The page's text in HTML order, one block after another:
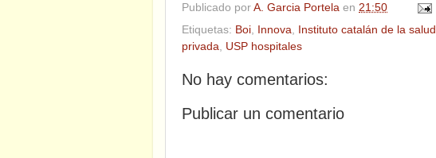
Publicado por A. Garcia Portela en 21:50
Etiquetas: Boi Innova Instituto catalán de la salud
privada
USP hospitales
No hay comentarios:
Publicar un comentario